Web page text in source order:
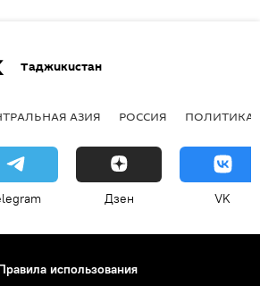
Таджикистан
АЗИЯ РОССИЯ ПОЛИТИКА
Дзен VK
использования